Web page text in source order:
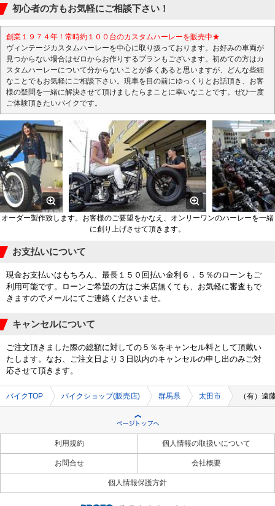
初心者の方もお気軽にご相談下さい！
創業１９７４年！常時約１００台のカスタムハーレーを販売中★
ヴィンテージカスタムハーレーを中心に取り扱っております。お好みの車両が
見つからない場合はゼロからお作りするプランもございます。初めての方はカ
スタムハーレーについて分からないことが多くあると思いますが、どんな些細
なことでもお気軽にご相談下さい。現車を目の前にゆっくりとお話頂き、お客
様の疑問を一緒に解決させて頂けましたらまことに幸いなことです。ぜひ一度
ご体験頂きたいバイクです。
オーダー製作致します。お客様のご要望をかなえ、オンリーワンのハーレーを一緒
に創り上げさせて頂きます。
お支払いについて
現金お支払いはもちろん、最長１５０回払い金利６．５％のローンもご
利用可能です。ローンご希望の方はご来店無くても、お気軽に審査もで
きますのでメールにてご連絡くださいませ。
キャンセルについて
ご注文頂きました際の総額に対しての５％をキャンセル料として頂戴い
たします。なお、ご注文日より３日以内のキャンセルの申し出のみご対
応させて頂きます。
バイクTOP バイクショップ(販売店) 群馬県 太田市 （有）遠
利用規約 個人情報の取扱いについて
お問合せ 会社概要
個人情報保護方針